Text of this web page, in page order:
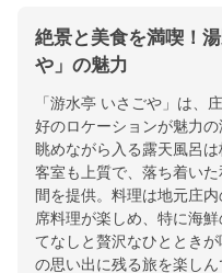
絶景と美食を満喫！
や」の魅力
「游水亭 いさごや」は、
好のロケーションが魅力
眺めながら入る露天風呂
客室も上質で、落ち着い
間を提供。料理は地元庄
席料理が楽しめ、特に海
てなしと贅沢なひとときが
の思い出に残る旅を楽しん